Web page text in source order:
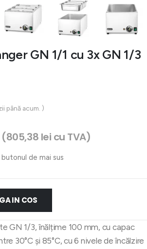
GN 1/1 cu 3x GN 1/3
până acum. )
805,38 lei cu TVA)
de mai sus
IN COS
GN 1/3, înălțime 100 mm, cu capac
30°C și 85°C, cu 6 nivele de încălzire